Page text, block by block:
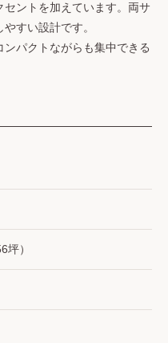
ントを加えています。両サ
すい設計です。
パクトながらも集中できる
坪）